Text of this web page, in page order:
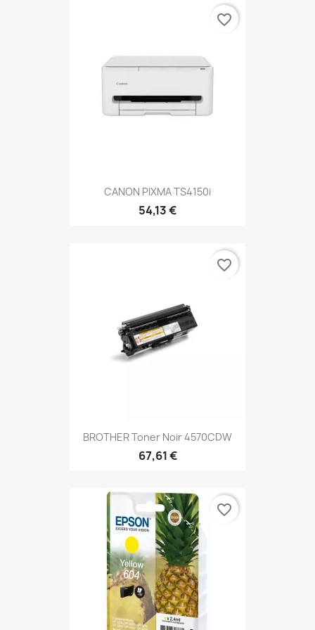
CANON PIXMA TS4150i
54,13 €
favorite_border
BROTHER Toner Noir 4570CDW
67,61 €
favorite_border
favorite_border